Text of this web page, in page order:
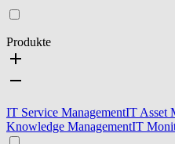
Produkte
IT Service ManagementIT Asset
Knowledge ManagementIT